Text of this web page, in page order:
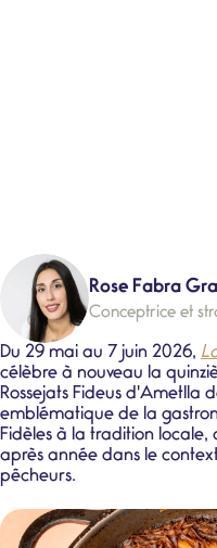
Rose Fabra
Conceptrice et
Du 29 mai au 7 juin 2026,
célèbre à nouveau la
Rossejats Fideus d'Ametlla
emblématique de la
Fidèles à la tradition locale,
après année dans le
pêcheurs.